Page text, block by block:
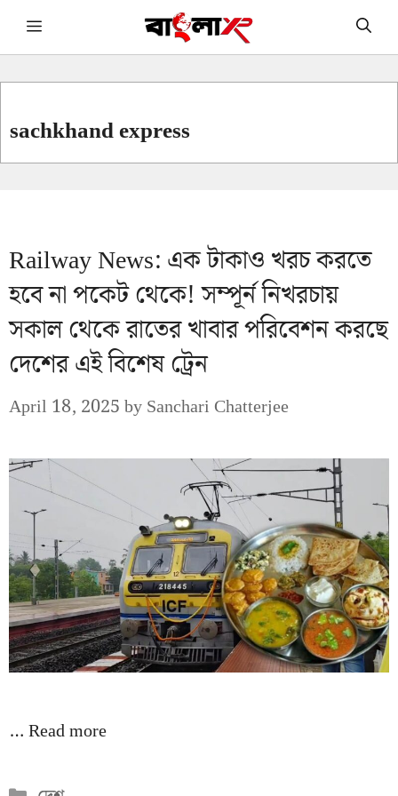
Skip Menu
sachkhand express
Railway News: এক টাকাও খরচ করতে
হবে না পকেট থেকে! সম্পূর্ন নিখরচায়
সকাল থেকে রাতের খাবার পরিবেশন করছে
দেশের এই বিশেষ ট্রেন
April 18, 2025bySanchari Chatterjee
…Read more